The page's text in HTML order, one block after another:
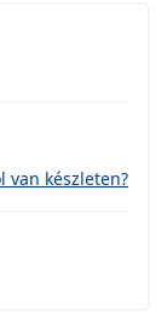
van készleten?